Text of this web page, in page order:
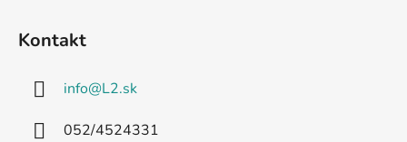
Kontakt
info@L2.sk
052/4524331